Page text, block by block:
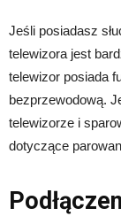
Jeśli posiadasz
telewizora jest
telewizor posiada
bezprzewodową.
telewizorze i
dotyczące